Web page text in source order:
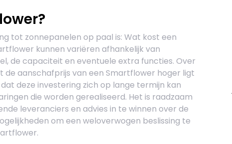
tot zonnepanelen op paal is: Wat kost een
kunnen variëren afhankelijk van
de capaciteit en eventuele extra functies. Over
de aanschafprijs van een Smartflower hoger ligt
deze investering zich op lange termijn kan
die worden gerealiseerd. Het is raadzaam
leveranciers en advies in te winnen over de
om een weloverwogen beslissing te